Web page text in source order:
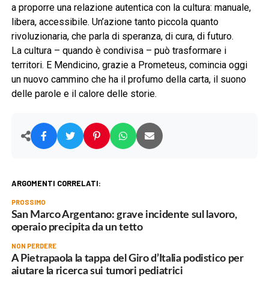
a proporre una relazione autentica con la cultura: manuale,
libera, accessibile. Un’azione tanto piccola quanto
rivoluzionaria, che parla di speranza, di cura, di futuro.
La cultura – quando è condivisa – può trasformare i
territori. E Mendicino, grazie a Prometeus, comincia oggi
un nuovo cammino che ha il profumo della carta, il suono
delle parole e il calore delle storie.
ARGOMENTI CORRELATI:
PROSSIMO
San Marco Argentano: grave incidente sul lavoro,
operaio precipita da un tetto
NON PERDERE
A Pietrapaola la tappa del Giro d’Italia podistico per
aiutare la ricerca sui tumori pediatrici